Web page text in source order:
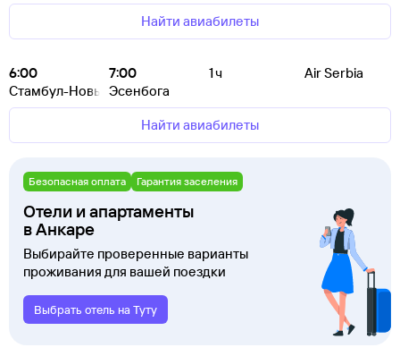
Найти авиабилеты
6:00
Стамбул-Новый
7:00
Эсенбога
1 ч Air Serbia
Найти авиабилеты
Безопасная оплата Гарантия заселения
Отели и апартаменты
в Анкаре
Выбирайте проверенные варианты
проживания для вашей поездки
Выбрать отель на Туту